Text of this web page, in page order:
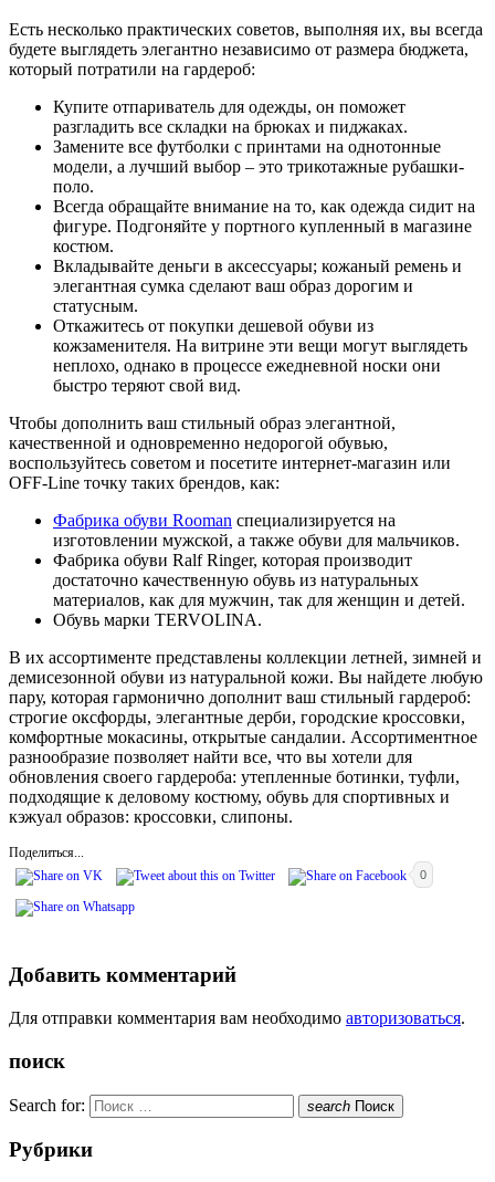
Есть несколько практических советов, выполняя их, вы всегда
будете выглядеть элегантно независимо от размера бюджета,
который потратили на гардероб:
Купите отпариватель для одежды, он поможет
разгладить все складки на брюках и пиджаках.
Замените все футболки с принтами на однотонные
модели, а лучший выбор – это трикотажные рубашки-
поло.
Всегда обращайте внимание на то, как одежда сидит на
фигуре. Подгоняйте у портного купленный в магазине
костюм.
Вкладывайте деньги в аксессуары; кожаный ремень и
элегантная сумка сделают ваш образ дорогим и
статусным.
Откажитесь от покупки дешевой обуви из
кожзаменителя. На витрине эти вещи могут выглядеть
неплохо, однако в процессе ежедневной носки они
быстро теряют свой вид.
Чтобы дополнить ваш стильный образ элегантной,
качественной и одновременно недорогой обувью,
воспользуйтесь советом и посетите интернет-магазин или
OFF-Line точку таких брендов, как:
Фабрика обуви Rooman специализируется на
изготовлении мужской, а также обуви для мальчиков.
Фабрика обуви Ralf Ringer, которая производит
достаточно качественную обувь из натуральных
материалов, как для мужчин, так для женщин и детей.
Обувь марки TERVOLINA.
В их ассортименте представлены коллекции летней, зимней и
демисезонной обуви из натуральной кожи. Вы найдете любую
пару, которая гармонично дополнит ваш стильный гардероб:
строгие оксфорды, элегантные дерби, городские кроссовки,
комфортные мокасины, открытые сандалии. Ассортиментное
разнообразие позволяет найти все, что вы хотели для
обновления своего гардероба: утепленные ботинки, туфли,
подходящие к деловому костюму, обувь для спортивных и
кэжуал образов: кроссовки, слипоны.
Поделиться...
0
Добавить комментарий
Для отправки комментария вам необходимо авторизоваться.
поиск
Search for: search Поиск
Рубрики